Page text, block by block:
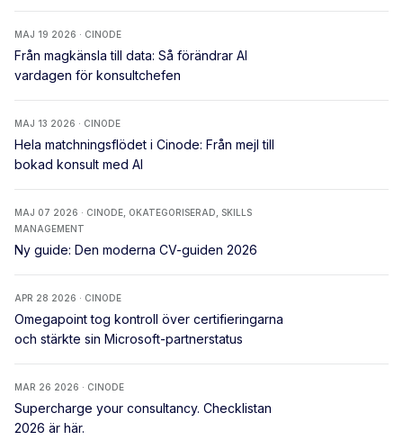
MAJ 19 2026 · CINODE
Från magkänsla till data: Så förändrar AI
vardagen för konsultchefen
MAJ 13 2026 · CINODE
Hela matchningsflödet i Cinode: Från mejl till
bokad konsult med AI
MAJ 07 2026 · CINODE, OKATEGORISERAD, SKILLS
MANAGEMENT
Ny guide: Den moderna CV-guiden 2026
APR 28 2026 · CINODE
Omegapoint tog kontroll över certifieringarna
och stärkte sin Microsoft-partnerstatus
MAR 26 2026 · CINODE
Supercharge your consultancy. Checklistan
2026 är här.